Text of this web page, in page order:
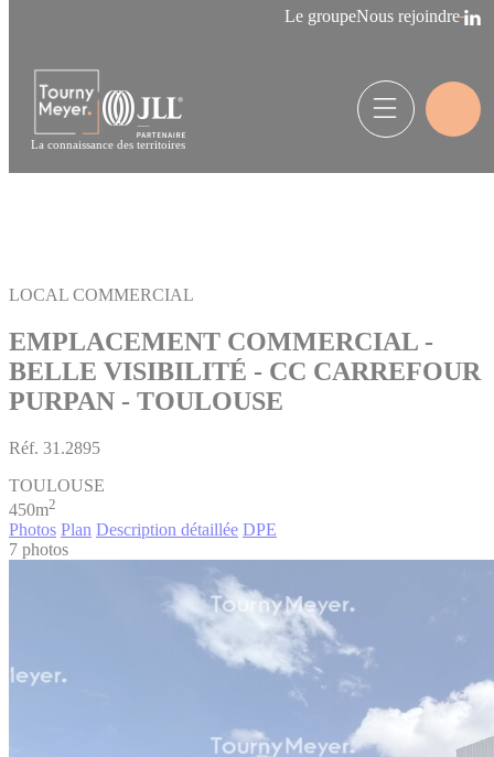
Le groupeNous rejoindre
La connaissance des territoires
LOCAL COMMERCIAL
EMPLACEMENT COMMERCIAL -
BELLE VISIBILITÉ - CC CARREFOUR
PURPAN - TOULOUSE
Réf. 31.2895
TOULOUSE
450m2
Photos Plan Description détaillée DPE
7 photos